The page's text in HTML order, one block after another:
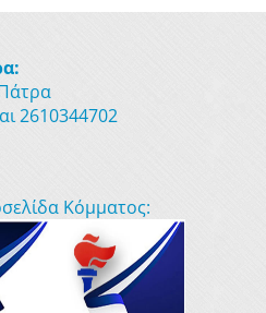
2610344702
Κόμματος: